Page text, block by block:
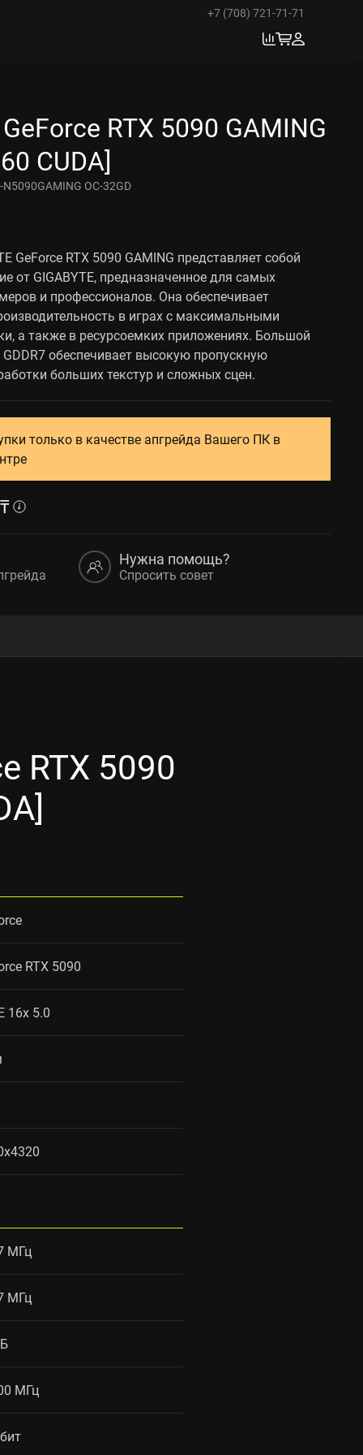
+7 (708) 721-71-71
RTX 5090 GAMING
CUDA]
N5090GAMING OC-32GD
GeForce RTX 5090 GAMING представляет собой
от GIGABYTE, предназначенное для самых
и профессионалов. Она обеспечивает
в играх с максимальными
а также в ресурсоемких приложениях. Большой
обеспечивает высокую пропускную
больших текстур и сложных сцен.
только в качестве апгрейда Вашего ПК в
₸
Нужна помощь?
Спросить совет
RTX 5090
RTX 5090
16x 5.0
МГц
МГц
МГц